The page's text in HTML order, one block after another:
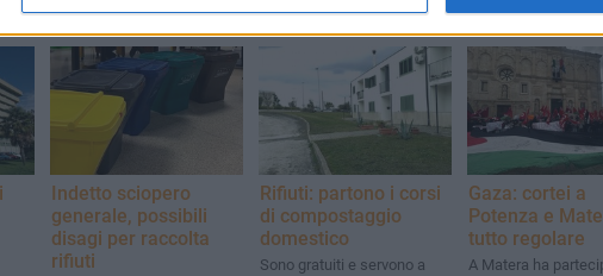
Indetto sciopero
generale, possibili
disagi per raccolta
rifiuti
Rifiuti: partono i corsi
di compostaggio
domestico
Sono gratuiti e servono a
Gaza: cortei a
Potenza e
tutto regolare
A Matera ha